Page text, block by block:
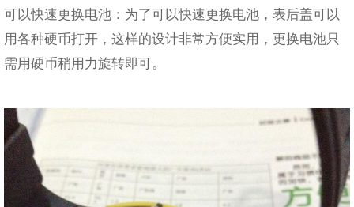
可以快速更换电池：为了可以快速更换电池，表后盖可以
用各种硬币打开，这样的设计非常方便实用，更换电池只
需用硬币稍用力旋转即可。